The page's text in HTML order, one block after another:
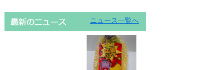
ニュース一覧へ